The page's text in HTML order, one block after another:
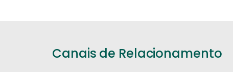
Canais de Relacionamento